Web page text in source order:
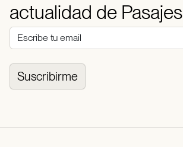
actualidad de Pasajes
Suscribirme